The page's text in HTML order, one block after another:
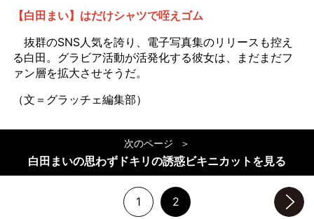
【白田まい】はだけシャツで咥えゴム
抜群のSNS人気を誇り、電子写真集のリリースも控え
る白田。グラビア活動が活発化する彼女は、まだまだフ
ァン層を拡大させそうだ。
（文＝グラッチェ編集部）
次のページ
白田まいの思わずドキリの誘惑ビキニカットを見る
1 2